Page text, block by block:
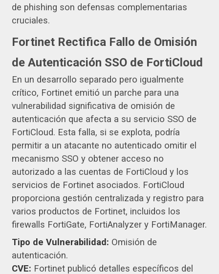
de phishing son defensas complementarias
cruciales.
Fortinet Rectifica Fallo de Omisión
de Autenticación SSO de FortiCloud
En un desarrollo separado pero igualmente
crítico, Fortinet emitió un parche para una
vulnerabilidad significativa de omisión de
autenticación que afecta a su servicio SSO de
FortiCloud. Esta falla, si se explota, podría
permitir a un atacante no autenticado omitir el
mecanismo SSO y obtener acceso no
autorizado a las cuentas de FortiCloud y los
servicios de Fortinet asociados. FortiCloud
proporciona gestión centralizada y registro para
varios productos de Fortinet, incluidos los
firewalls FortiGate, FortiAnalyzer y FortiManager.
Tipo de Vulnerabilidad: Omisión de
autenticación.
CVE: Fortinet publicó detalles específicos del